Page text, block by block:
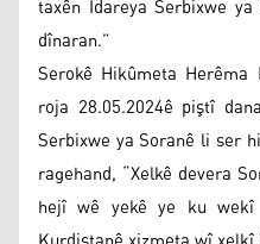
taxên Îdareya Serbixwe
dînaran.”
Serokê Hikûmeta
roja 28.05.2024ê piştî
Serbixwe ya Soranê li ser
ragehand, “Xelkê devera
hejî wê yekê ye ku